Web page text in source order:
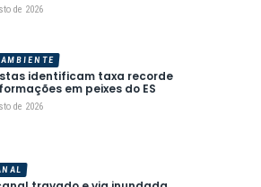
de 2026
identificam taxa recorde
em peixes do ES
de 2026